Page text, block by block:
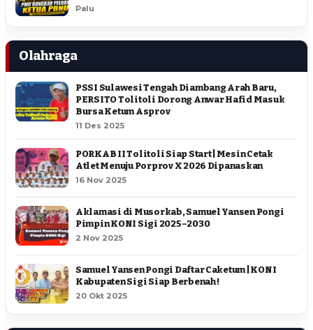
Palu
Olahraga
PSSI Sulawesi Tengah Diambang Arah Baru,
PERSITO Tolitoli Dorong Anwar Hafid Masuk
Bursa Ketum Asprov
11 Des 2025
PORKAB II Tolitoli Siap Start | Mesin Cetak
Atlet Menuju Porprov X 2026 Dipanaskan
16 Nov 2025
Aklamasi di Musorkab, Samuel Yansen Pongi
Pimpin KONI Sigi 2025–2030
2 Nov 2025
Samuel Yansen Pongi Daftar Caketum | KONI
Kabupaten Sigi Siap Berbenah !
20 Okt 2025